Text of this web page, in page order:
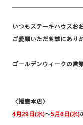
いつもステーキハウスお
ご愛顧いただき誠にあり
ゴールデンウィークの営
〈播磨本店〉
4月29日(水)～5月6日(水)